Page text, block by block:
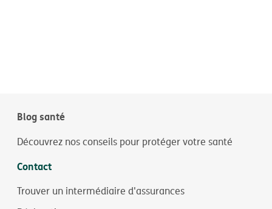
Blog santé
Découvrez nos conseils pour protéger votre santé
Contact
Trouver un intermédiaire d'assurances